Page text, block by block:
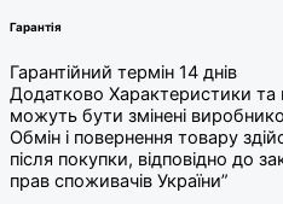
Гарантія
Гарантійний термін 14 днів
Додатково Характеристики та
можуть бути змінені
Обмін і повернення товару
після покупки, відповідно до
прав споживачів України”